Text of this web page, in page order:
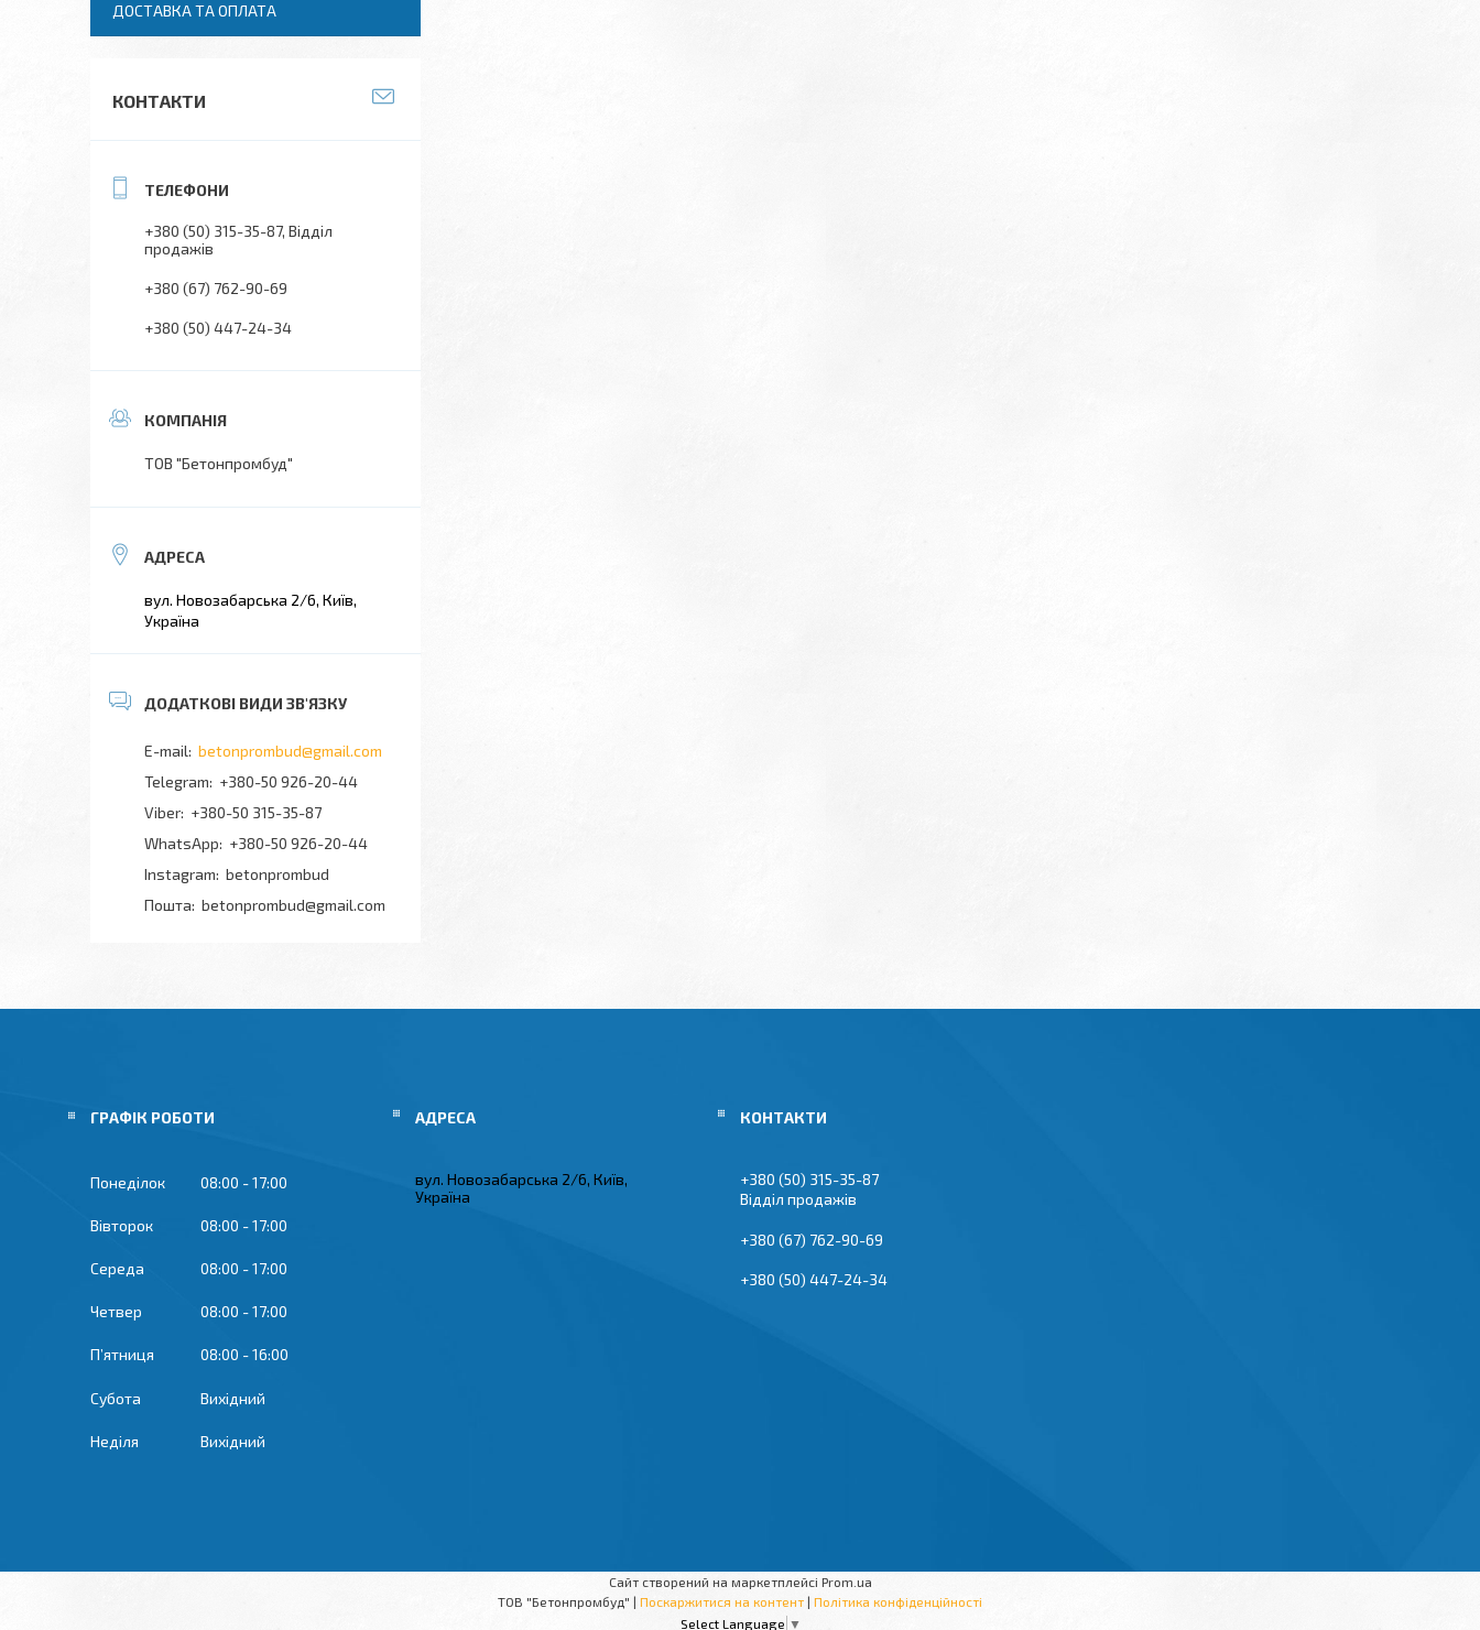
ДОСТАВКА ТА ОПЛАТА
КОНТАКТИ
+380 (50) 315-35-87 Відділ
продажів
+380 (67) 762-90-69
+380 (50) 447-24-34
ТОВ "Бетонпромбуд"
вул. Новозабарська 2/6, Київ,
Україна
betonprombud@gmail.com
+380-50 926-20-44
+380-50 315-35-87
+380-50 926-20-44
Instagram betonprombud
Пошта betonprombud@gmail.com
ГРАФІК РОБОТИ
Понеділок 08:00 17:00
Вівторок 08:00 17:00
Середа 08:00 17:00
Четвер 08:00 17:00
Пʼятниця 08:00 16:00
Субота Вихідний
Неділя Вихідний
вул. Новозабарська 2/6, Київ,
Україна
+380 (50) 315-35-87
Відділ продажів
+380 (67) 762-90-69
+380 (50) 447-24-34
Сайт створений на маркетплейсі Prom.ua
ТОВ "Бетонпромбуд" | Поскаржитися на контент | Політика конфіденційності
Select Language ▼